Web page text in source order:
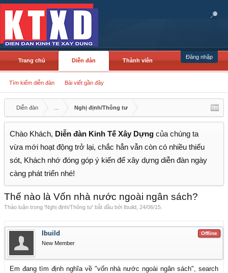
Đăng nhập
Trang chủ Diễn đàn
Tìm kiếm diễn đàn Bài viết gần đây
Thành viên
Diễn đàn Nghị định/Thông tư
Chào Khách, Diễn đàn Kinh Tế Xây Dựng của chúng ta
vừa mới hoạt động trở lại, chắc hẳn vẫn còn có nhiều thiếu
sót, Khách nhớ đóng góp ý kiến để xây dựng diễn đàn ngày
càng phát triển nhé!
Thế nào là Vốn nhà nước ngoài ngân sách?
Thảo luận trong 'Nghị định/Thông tư' bắt đầu bởi Ibuild 24/06/15
Offline
Ibuild
New Member
Em đang tìm định nghĩa về "vốn nhà nước ngoài ngân sách", search